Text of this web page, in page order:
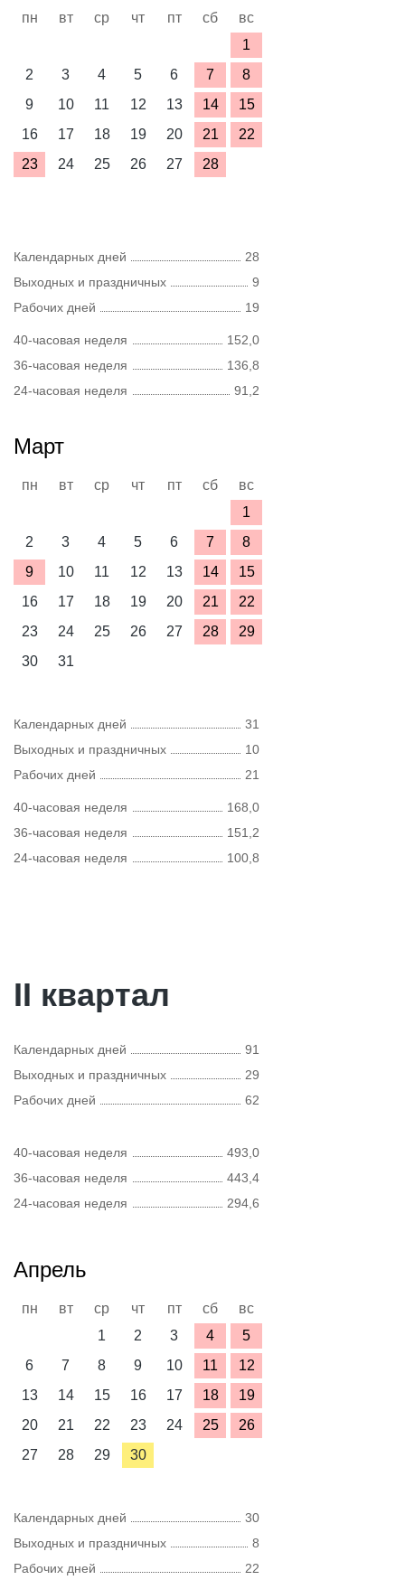
пн вт ср чт пт сб
вс
1
2
3 4 5 6 7
8
9
10 11 12 13 14
15
16
17 18 19 20 21
22
23
24 25 26 27 28
Календарных дней
28
Выходных и праздничных
9
Рабочих дней
19
40-часовая неделя
152,0
36-часовая неделя
136,8
24-часовая неделя
91,2
Март
пн вт ср чт пт сб
вс
1
2
3 4 5 6 7
8
9
10 11 12 13 14
15
16
17 18 19 20 21
22
23
24 25 26 27 28
29
30
31
Календарных дней
31
Выходных и праздничных
10
Рабочих дней
21
40-часовая неделя
168,0
36-часовая неделя
151,2
24-часовая неделя
100,8
II квартал
Календарных дней
91
Выходных и праздничных
29
Рабочих дней
62
40-часовая неделя
493,0
36-часовая неделя
443,4
24-часовая неделя
294,6
Апрель
пн вт ср чт пт сб
вс
1
2 3 4
5
6
7 8 9 10 11
12
13
14 15 16 17 18
19
20
21 22 23 24 25
26
27
28 29 30
Календарных дней
30
Выходных и праздничных
8
Рабочих дней
22